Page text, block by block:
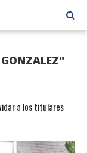
a los titulares